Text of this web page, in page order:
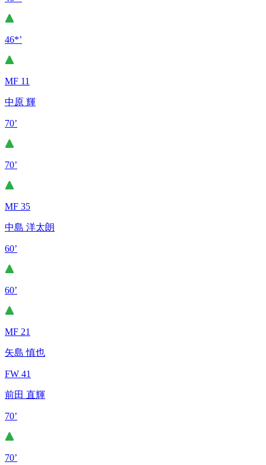
46*’
MF 11
中原 輝
70’
70’
MF 35
中島 洋太朗
60’
60’
MF 21
矢島 慎也
FW 41
前田 直輝
70’
70’